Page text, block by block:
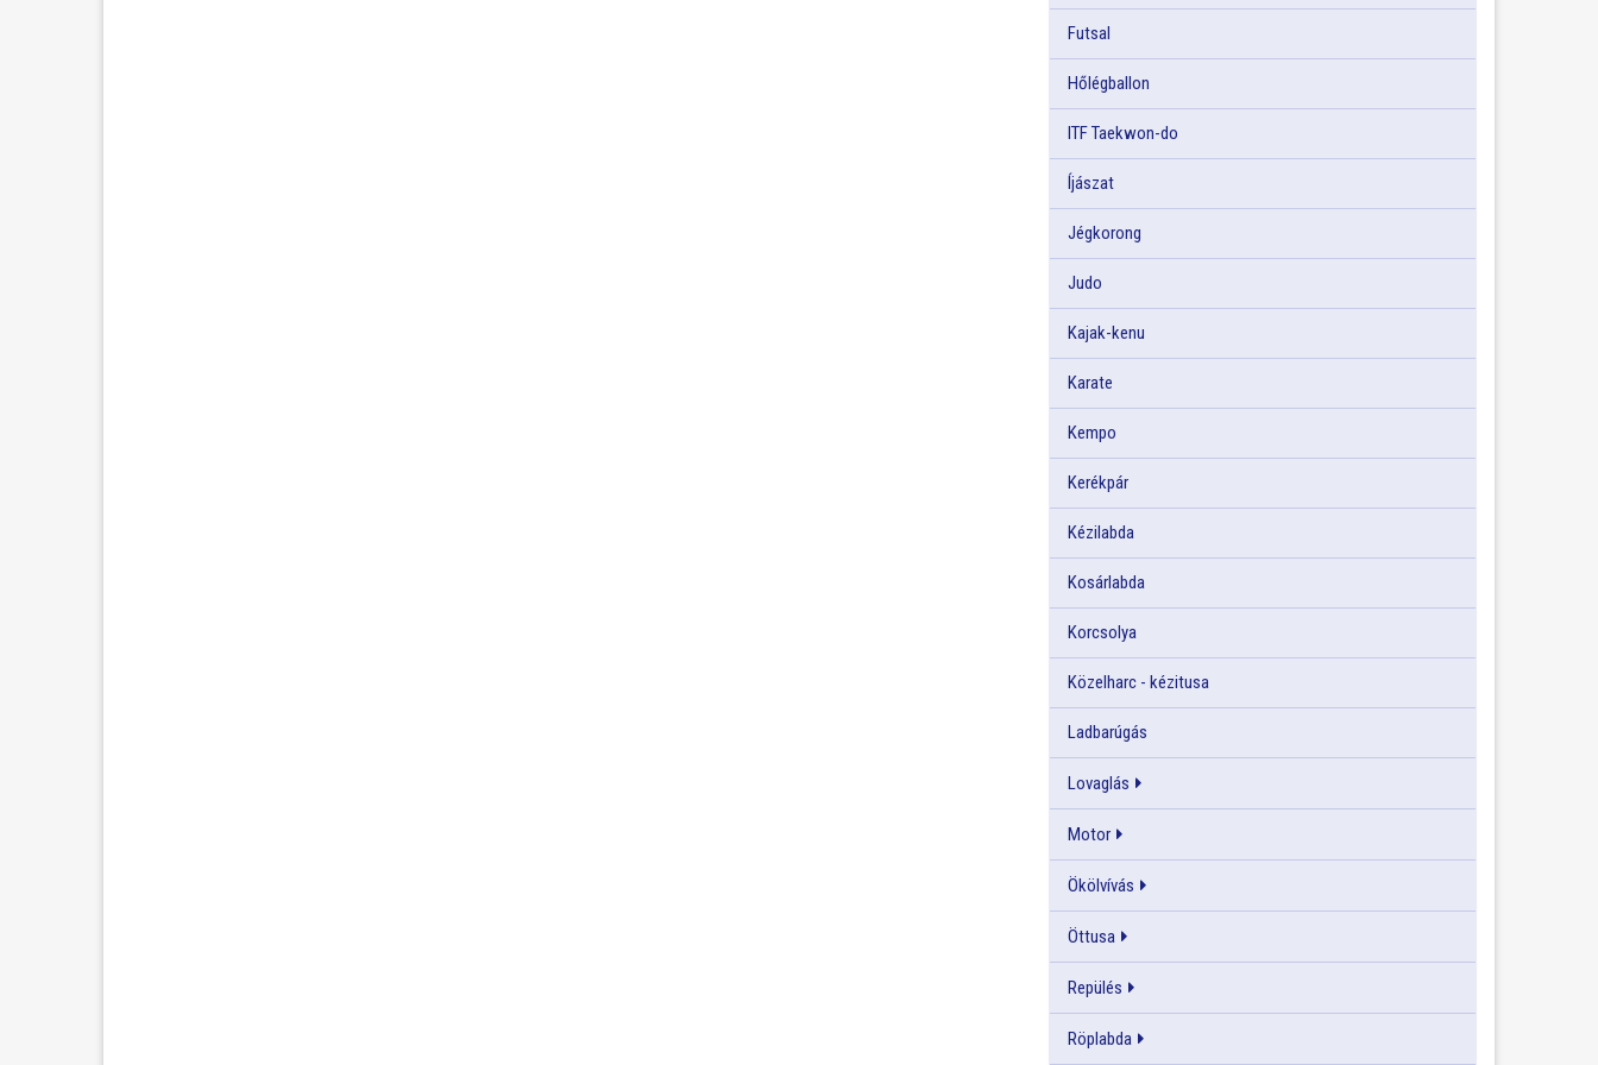
Futsal
Hőlégballon
ITF Taekwon-do
Íjászat
Jégkorong
Judo
Kajak-kenu
Karate
Kempo
Kerékpár
Kézilabda
Kosárlabda
Korcsolya
Közelharc - kézitusa
Ladbarúgás
Lovaglás
Motor
Ökölvívás
Öttusa
Repülés
Röplabda